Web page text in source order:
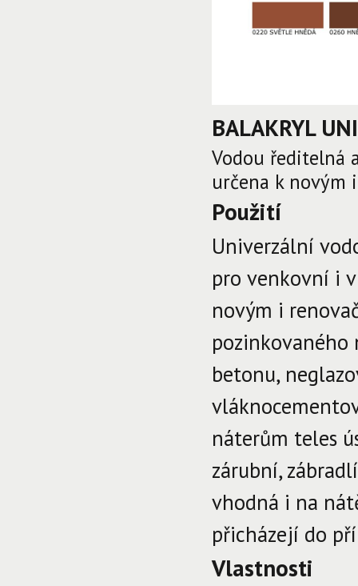
BALAKRYL
Vodou ředitelná
určena k novým
Použití
Univerzální
pro venkovní i
novým i
betonu,
náterům teles
zárubní,
vhodná i na
přicházejí do
Vlastnosti